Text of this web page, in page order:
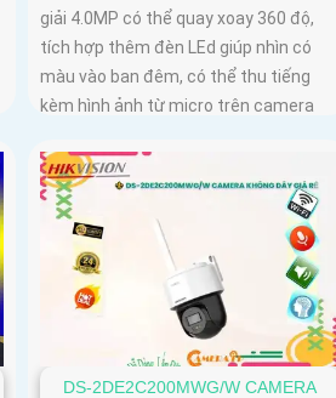
giải 4.0MP có thể quay xoay 360 độ,
tích hợp thêm đèn LEd giúp nhìn có
màu vào ban đêm, có thể thu tiếng
kèm hình ảnh từ micro trên camera
DS-2DE2C200MWG/W CAMERA